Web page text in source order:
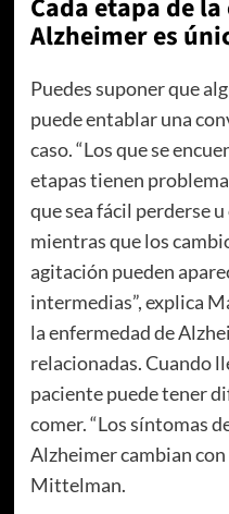
Cada etapa de
Alzheimer es
Puedes suponer que
puede entablar una
caso. “Los que se
etapas tienen
que sea fácil perderse
mientras que los
agitación pueden
intermedias”, explica
la enfermedad de
relacionadas. Cuando
paciente puede tener
comer. “Los síntomas
Alzheimer cambian con
Mittelman.